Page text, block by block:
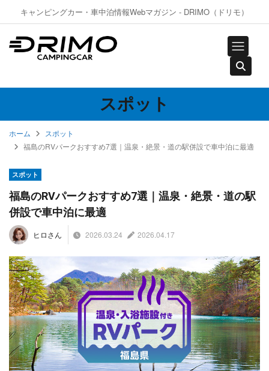
キャンピングカー・車中泊情報Webマガジン - DRIMO（ドリモ）
スポット
ホーム
スポット
福島のRVパークおすすめ7選｜温泉・絶景・道の駅併設で車中泊に最適
スポット
福島のRVパークおすすめ7選｜温泉・絶景・道の駅
併設で車中泊に最適
ヒロさん 2026.03.24 2026.04.17